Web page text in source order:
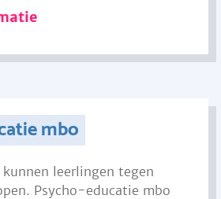
mbo
leerlingen tegen
Psycho-educatie mbo